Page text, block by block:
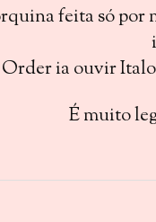
feita só
ia ouvir Italo
É muito